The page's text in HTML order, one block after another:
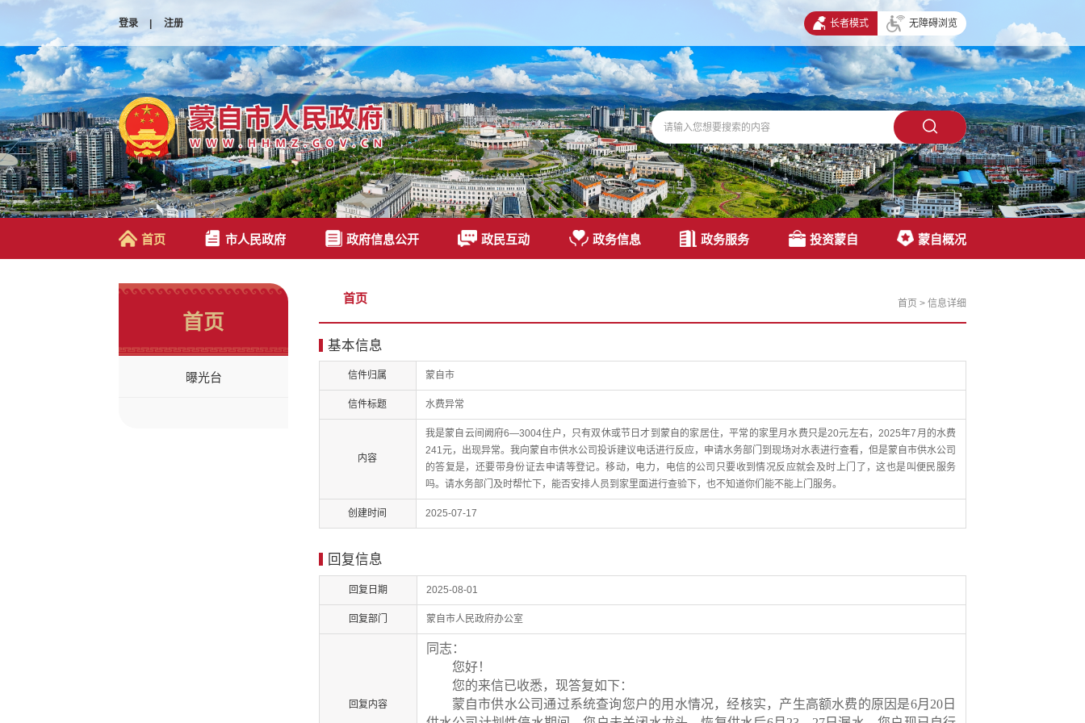
登录 | 注册 长者模式 无障碍浏览
首页 市人民政府 政府信息公开 政民互动 政务信息 政务服务 投资蒙自 蒙自概况
首页
曝光台
首页 首页 > 信息详细
基本信息
信件归属 蒙自市
信件标题 水费异常
内容
我是蒙自云间阙府6—3004住户，只有双休或节日才到蒙自的家居住，平常的家里月水费只是20元左右，2025年7月的水费
241元，出现异常。我向蒙自市供水公司投诉建议电话进行反应，申请水务部门到现场对水表进行查看，但是蒙自市供水公司
的答复是，还要带身份证去申请等登记。移动，电力，电信的公司只要收到情况反应就会及时上门了，这也是叫便民服务
吗。请水务部门及时帮忙下，能否安排人员到家里面进行查验下，也不知道你们能不能上门服务。
创建时间 2025-07-17
回复信息
回复日期 2025-08-01
回复部门 蒙自市人民政府办公室
回复内容
同志：
您好！
您的来信已收悉，现答复如下：
蒙自市供水公司通过系统查询您户的用水情况，经核实，产生高额水费的原因是6月20日